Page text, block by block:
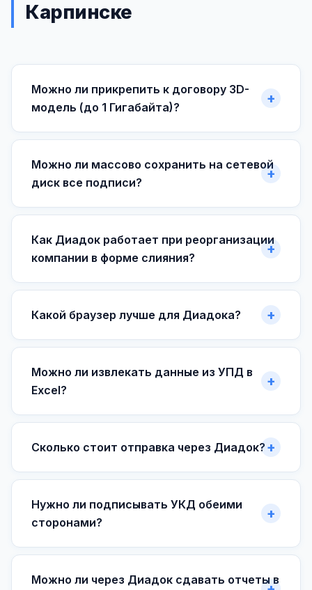
Карпинске
Можно ли прикрепить к договору 3D-
модель (до 1 Гигабайта)?
Можно ли массово сохранить на сетевой
диск все подписи?
Как Диадок работает при реорганизации
компании в форме слияния?
Какой браузер лучше для Диадока?
Можно ли извлекать данные из УПД в
Excel?
Сколько стоит отправка через Диадок?
Нужно ли подписывать УКД обеими
сторонами?
Можно ли через Диадок сдавать отчеты в